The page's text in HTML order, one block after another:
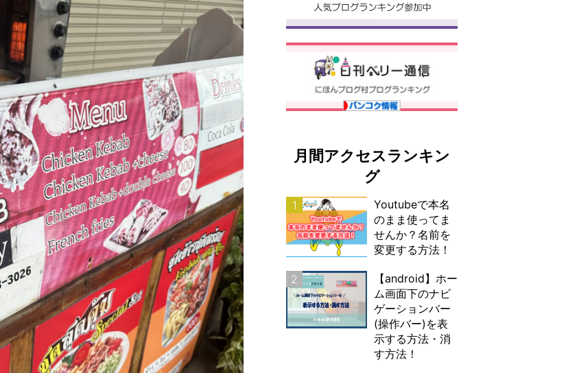
月間アクセスランキン
グ
1
Youtubeで本名
のまま使ってま
せんか？名前を
変更する方法！
2
【android】ホー
ム画面下のナビ
ゲーションバー
(操作バー)を表
示する方法・消
す方法！